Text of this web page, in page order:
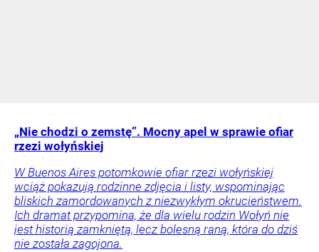
„Nie chodzi o zemstę”. Mocny apel w sprawie ofiar
rzezi wołyńskiej
W Buenos Aires potomkowie ofiar rzezi wołyńskiej
wciąż pokazują rodzinne zdjęcia i listy, wspominając
bliskich zamordowanych z niezwykłym okrucieństwem.
Ich dramat przypomina, że dla wielu rodzin Wołyń nie
jest historią zamkniętą, lecz bolesną raną, która do dziś
nie została zagojona.